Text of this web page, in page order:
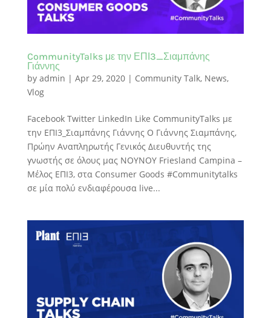
CommunityTalks με την ΕΠΙ3_Σιαμπάνης
Γιάννης
by admin | Apr 29, 2020| Community Talk, News,
Vlog
Facebook Twitter LinkedIn Like CommunityTalks με
την ΕΠΙ3_Σιαμπάνης Γιάννης Ο Γιάννης Σιαμπάνης,
Πρώην Αναπληρωτής Γενικός Διευθυντής της
γνωστής σε όλους μας NOYNOY Friesland Campina –
Μέλος ΕΠΙ3, στα Consumer Goods #Communitytalks
σε μία πολύ ενδιαφέρουσα live...